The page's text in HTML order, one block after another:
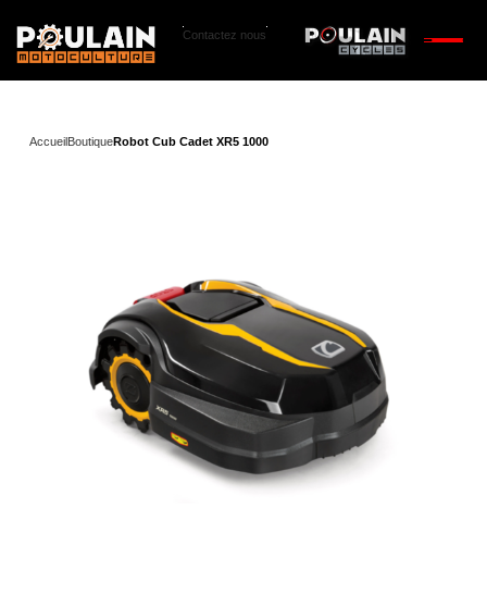
Contactez nous
AccueilBoutiqueRobot Cub Cadet XR5 1000